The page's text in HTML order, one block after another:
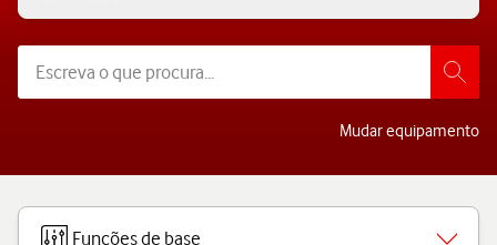
Mudar equipamento
Funções de base